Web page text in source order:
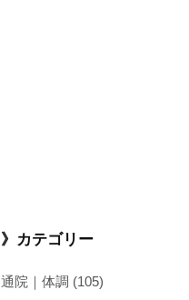
》カテゴリー
通院｜体調 (105)